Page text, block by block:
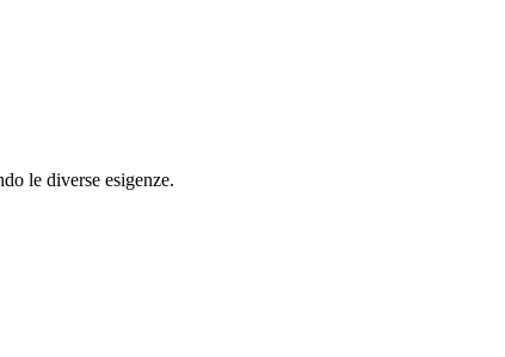
le diverse esigenze.